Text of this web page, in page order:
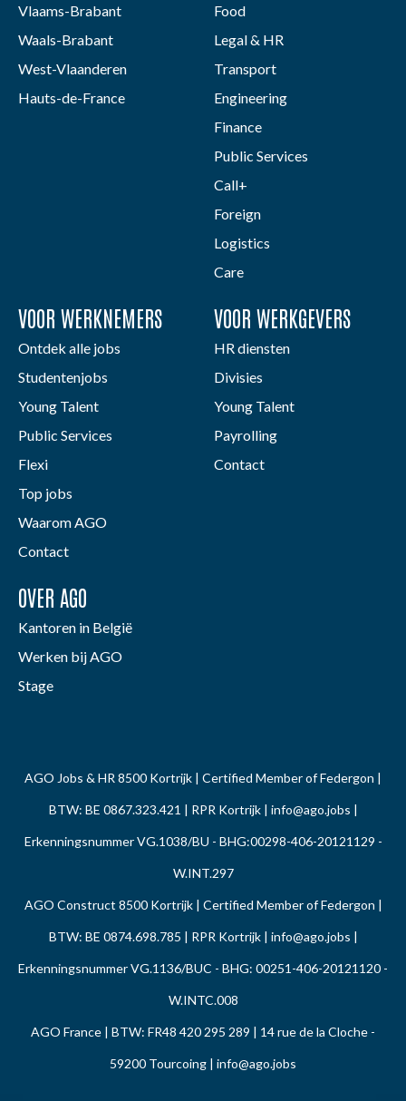
Vlaams-Brabant
Waals-Brabant
West-Vlaanderen
Hauts-de-France
Food
Legal & HR
Transport
Engineering
Finance
Public Services
Call+
Foreign
Logistics
Care
VOOR WERKNEMERS
Ontdek alle jobs
Studentenjobs
Young Talent
Public Services
Flexi
Top jobs
Waarom AGO
Contact
VOOR WERKGEVERS
HR diensten
Divisies
Young Talent
Payrolling
Contact
OVER AGO
Kantoren in België
Werken bij AGO
Stage
AGO Jobs & HR 8500 Kortrijk | Certified Member of Federgon |
BTW: BE 0867.323.421 | RPR Kortrijk | info@ago.jobs |
Erkenningsnummer VG.1038/BU - BHG:00298-406-20121129 -
W.INT.297
AGO Construct 8500 Kortrijk | Certified Member of Federgon |
BTW: BE 0874.698.785 | RPR Kortrijk | info@ago.jobs |
Erkenningsnummer VG.1136/BUC - BHG: 00251-406-20121120 -
W.INTC.008
AGO France | BTW: FR48 420 295 289 | 14 rue de la Cloche -
59200 Tourcoing | info@ago.jobs